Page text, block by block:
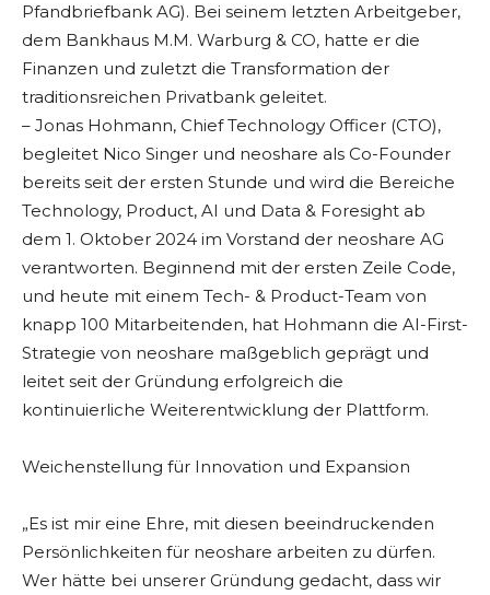
Pfandbriefbank AG). Bei seinem letzten Arbeitgeber,
dem Bankhaus M.M. Warburg & CO, hatte er die
Finanzen und zuletzt die Transformation der
traditionsreichen Privatbank geleitet.
– Jonas Hohmann, Chief Technology Officer (CTO),
begleitet Nico Singer und neoshare als Co-Founder
bereits seit der ersten Stunde und wird die Bereiche
Technology, Product, AI und Data & Foresight ab
dem 1. Oktober 2024 im Vorstand der neoshare AG
verantworten. Beginnend mit der ersten Zeile Code,
und heute mit einem Tech- & Product-Team von
knapp 100 Mitarbeitenden, hat Hohmann die AI-First-
Strategie von neoshare maßgeblich geprägt und
leitet seit der Gründung erfolgreich die
kontinuierliche Weiterentwicklung der Plattform.
Weichenstellung für Innovation und Expansion
„Es ist mir eine Ehre, mit diesen beeindruckenden
Persönlichkeiten für neoshare arbeiten zu dürfen.
Wer hätte bei unserer Gründung gedacht, dass wir